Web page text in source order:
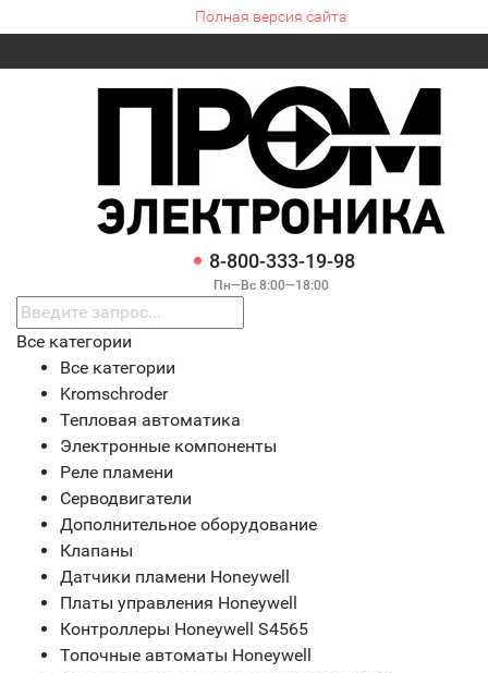
Полная версия сайта
8-800-333-19-98
Пн—Вс 8:00—18:00
Все категории
Все категории
Kromschroder
Тепловая автоматика
Электронные компоненты
Реле пламени
Серводвигатели
Дополнительное оборудование
Клапаны
Датчики пламени Honeywell
Платы управления Honeywell
Контроллеры Honeywell S4565
Топочные автоматы Honeywell